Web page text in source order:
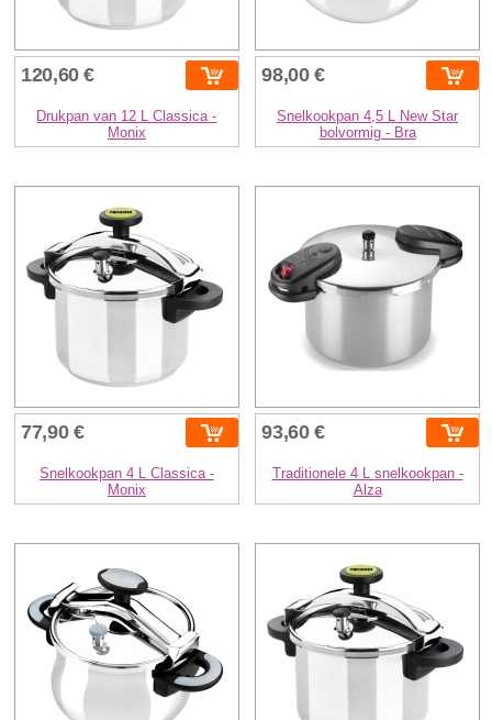
120,60 €
Drukpan van 12 L Classica -
Monix
98,00 €
Snelkookpan 4,5 L New Star
bolvormig - Bra
77,90 €
Snelkookpan 4 L Classica -
Monix
93,60 €
Traditionele 4 L snelkookpan -
Alza